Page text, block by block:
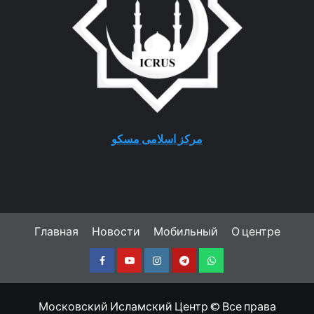
مرکز اسلامی مسکو
Главная Новости Мобильный О центре
FacebookYoutubeInstagramTelegramWhatsapp
Московский Исламский Центр © Все права